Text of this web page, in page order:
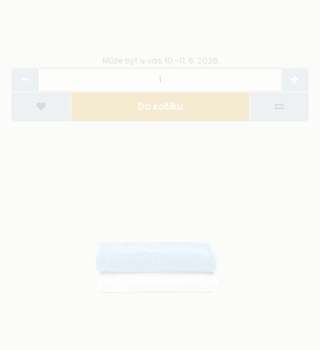
Může být u vás 10.–11. 8. 2026
Do košíku